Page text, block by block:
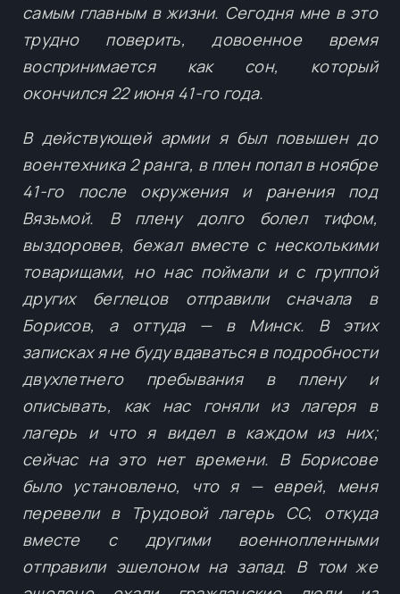
самым главным в жизни. Сегодня мне в это
трудно поверить, довоенное время
воспринимается как сон, который
окончился 22 июня 41-го года.
В действующей армии я был повышен до
воентехника 2 ранга, в плен попал в ноябре
41-го после окружения и ранения под
Вязьмой. В плену долго болел тифом,
выздоровев, бежал вместе с несколькими
товарищами, но нас поймали и с группой
других беглецов отправили сначала в
Борисов, а оттуда — в Минск. В этих
записках я не буду вдаваться в подробности
двухлетнего пребывания в плену и
описывать, как нас гоняли из лагеря в
лагерь и что я видел в каждом из них;
сейчас на это нет времени. В Борисове
было установлено, что я — еврей, меня
перевели в Трудовой лагерь СС, откуда
вместе с другими военнопленными
отправили эшелоном на запад. В том же